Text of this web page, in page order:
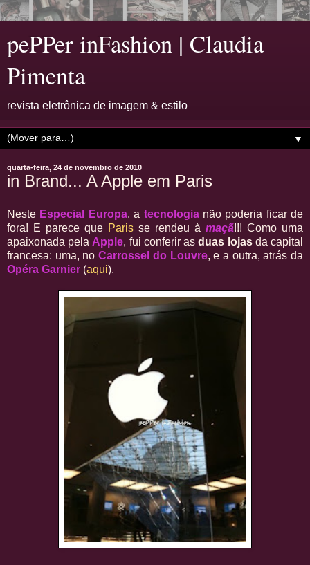
pePPer inFashion | Claudia
Pimenta
revista eletrônica de imagem & estilo
▼
quarta-feira, 24 de novembro de 2010
in Brand... A Apple em Paris
Neste Especial Europa, a tecnologia não poderia ficar de
fora! E parece que Paris se rendeu à maçã!!! Como uma
apaixonada pela Apple, fui conferir asduas lojas da capital
francesa: uma, noCarrossel do Louvre, e a outra, atrás da
Opéra Garnier (aqui).